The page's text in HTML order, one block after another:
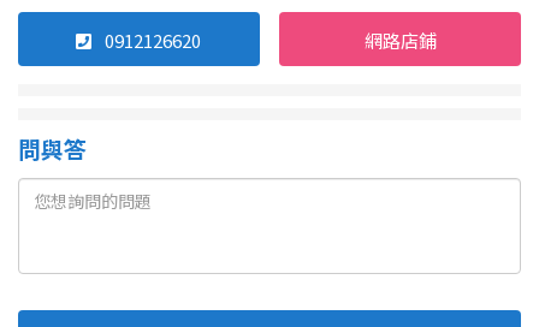
0912126620 網路店鋪
問與答